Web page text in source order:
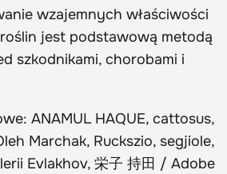
wzajemnych właściwości
jest podstawową metodą
szkodnikami, chorobami i
ANAMUL HAQUE, cattosus,
Marchak, Ruckszio, segjiole,
Evlakhov, 栄子 持田 / Adobe